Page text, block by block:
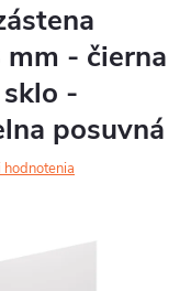
- čierna
-
posuvná